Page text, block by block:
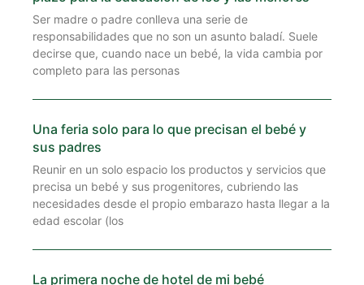
Ser madre o padre conlleva una serie de
responsabilidades que no son un asunto baladí. Suele
decirse que, cuando nace un bebé, la vida cambia por
completo para las personas
Una feria solo para lo que precisan el bebé y
sus padres
Reunir en un solo espacio los productos y servicios que
precisa un bebé y sus progenitores, cubriendo las
necesidades desde el propio embarazo hasta llegar a la
edad escolar (los
La primera noche de hotel de mi bebé